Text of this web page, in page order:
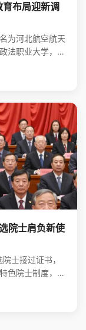
布局迎新调
为河北航空航天
法职业大学，标
院士肩负新使
士接过证书，
色院士制度，勇